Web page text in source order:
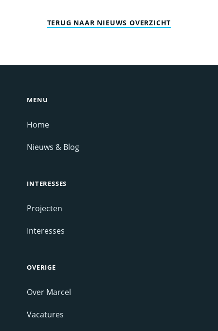
TERUG NAAR NIEUWS OVERZICHT
MENU
Home
Nieuws & Blog
INTERESSES
Projecten
Interesses
OVERIGE
Over Marcel
Vacatures